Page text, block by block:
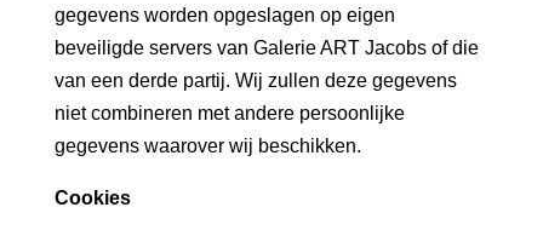
gegevens worden opgeslagen op eigen
beveiligde servers van Galerie ART Jacobs of die
van een derde partij. Wij zullen deze gegevens
niet combineren met andere persoonlijke
gegevens waarover wij beschikken.
Cookies